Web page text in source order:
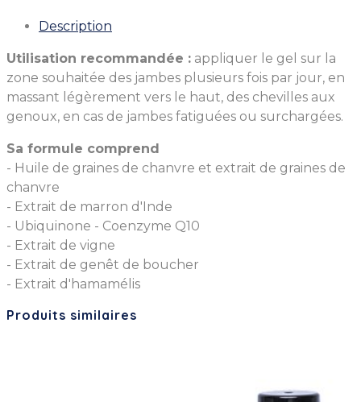
Description
Utilisation recommandée : appliquer le gel sur la
zone souhaitée des jambes plusieurs fois par jour, en
massant légèrement vers le haut, des chevilles aux
genoux, en cas de jambes fatiguées ou surchargées.
Sa formule comprend
- Huile de graines de chanvre et extrait de graines de
chanvre
- Extrait de marron d'Inde
- Ubiquinone - Coenzyme Q10
- Extrait de vigne
- Extrait de genêt de boucher
- Extrait d'hamamélis
Produits similaires